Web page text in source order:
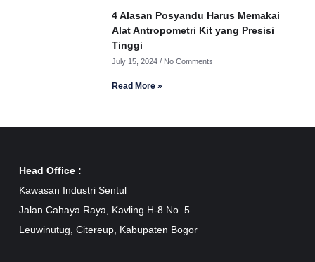
4 Alasan Posyandu Harus Memakai
Alat Antropometri Kit yang Presisi
Tinggi
July 15, 2024 No Comments
Read More »
Head Office :
Kawasan Industri Sentul
Jalan Cahaya Raya, Kavling H-8 No. 5
Leuwinutug, Citereup, Kabupaten Bogor